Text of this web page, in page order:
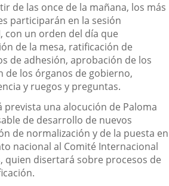
de las once de la mañana, los más
participarán en la sesión
con un orden del día que
de la mesa, ratificación de
de adhesión, aprobación de los
de los órganos de gobierno,
y ruegos y preguntas.
una alocución de Paloma
de desarrollo de nuevos
de normalización y de la puesta en
nacional al Comité Internacional
quien disertará sobre procesos de